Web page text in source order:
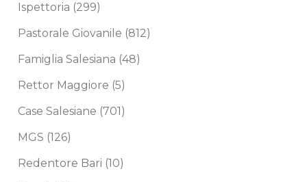
Ispettoria (299)
Pastorale Giovanile (812)
Famiglia Salesiana (48)
Rettor Maggiore (5)
Case Salesiane (701)
MGS (126)
Redentore Bari (10)